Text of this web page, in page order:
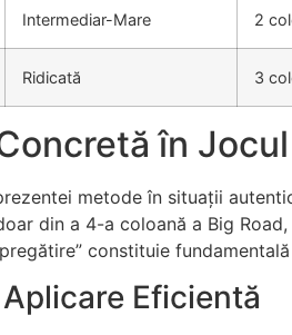
Intermediar-Mare 2
Ridicată 3
în Jocul
metode în situații
din a 4-a coloană a Big
constituie
Eficientă